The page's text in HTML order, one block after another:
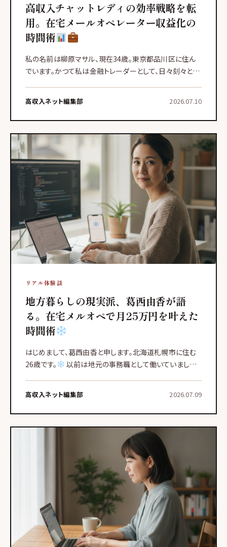
高収入チャットレディの効率戦略を転
用。在宅メールオペレーター収益化の
時間術
私の名前は柳原マサル、現在34歳。東京都品川区に住ん
でいます。かつて私は金融トレーダーとして、日々刻々と変
重要な基盤
高収入ネット編集部 2026.07.10
リアル体験談
地方暮らしの現実派、葛西由香が語
る。在宅メルオペで月25万円を叶えた
時間術
はじめまして、葛西由香と申します。北海道札幌市に住む
26歳です。
以前は地元の事務職として働いていました
足のつ
高収入ネット編集部 2026.07.09